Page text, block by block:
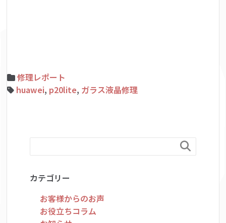
修理レポート
huawei, p20lite, ガラス液晶修理

カテゴリー
お客様からのお声
お役立ちコラム